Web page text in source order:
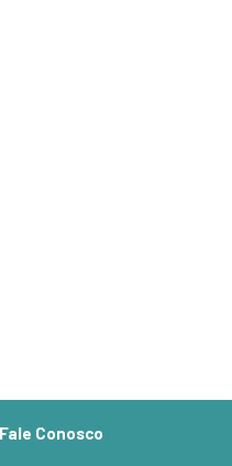
Fale Conosco